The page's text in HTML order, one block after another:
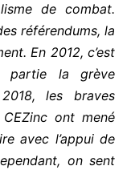
de combat.
référendums, la
En 2012, c’est
partie la grève
les braves
ont mené
avec l’appui de
on sent